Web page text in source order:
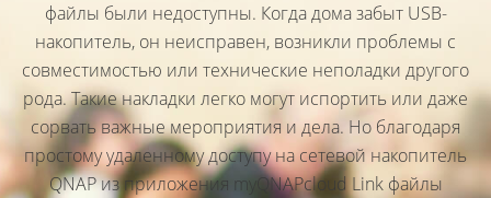
файлы были недоступны. Когда дома забыт USB-
накопитель, он неисправен, возникли проблемы с
совместимостью или технические неполадки другого
рода. Такие накладки легко могут испортить или даже
сорвать важные мероприятия и дела. Но благодаря
простому удаленному доступу на сетевой накопитель
QNAP из приложения myQNAPcloud Link файлы